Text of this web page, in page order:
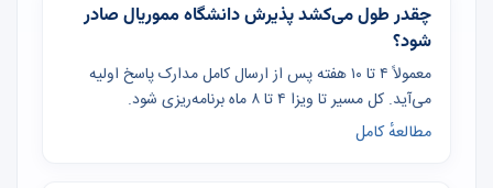
چقدر طول می‌کشد پذیرش دانشگاه مموریال صادر
شود؟
معمولاً ۴ تا ۱۰ هفته پس از ارسال کامل مدارک پاسخ اولیه
می‌آید. کل مسیر تا ویزا ۴ تا ۸ ماه برنامه‌ریزی شود.
مطالعهٔ کامل